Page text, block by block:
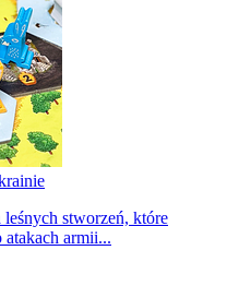
leśnych stworzeń, które
armii...